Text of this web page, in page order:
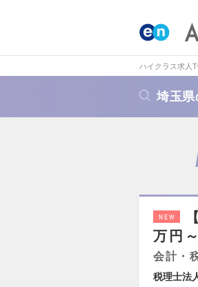
ハイクラス求人
埼玉
NEW
万円～
会計・
税理士法